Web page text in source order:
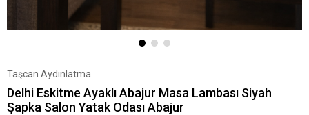
Taşcan Aydınlatma
Delhi Eskitme Ayaklı Abajur Masa Lambası Siyah
Şapka Salon Yatak Odası Abajur